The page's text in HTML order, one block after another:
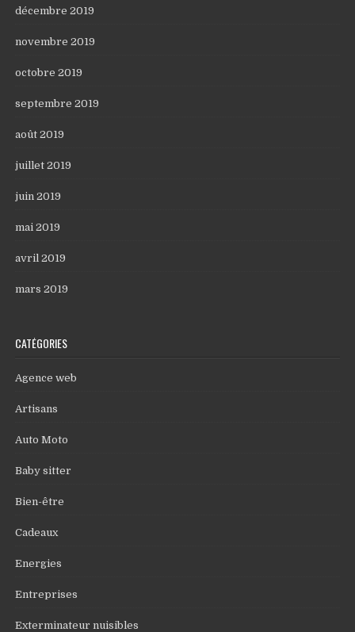
décembre 2019
novembre 2019
octobre 2019
septembre 2019
août 2019
juillet 2019
juin 2019
mai 2019
avril 2019
mars 2019
CATÉGORIES
Agence web
Artisans
Auto Moto
Baby sitter
Bien-être
Cadeaux
Energies
Entreprises
Exterminateur nuisibles